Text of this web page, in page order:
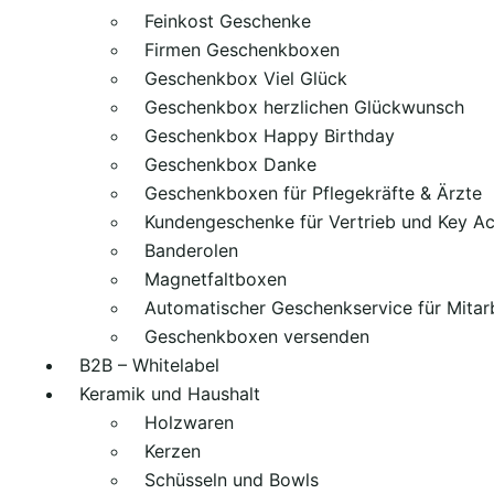
Feinkost Geschenke
Firmen Geschenkboxen
Geschenkbox Viel Glück
Geschenkbox herzlichen Glückwunsch
Geschenkbox Happy Birthday
Geschenkbox Danke
Geschenkboxen für Pflegekräfte & Ärzte
Kundengeschenke für Vertrieb und Key
Banderolen
Magnetfaltboxen
Automatischer Geschenkservice für
Geschenkboxen versenden
B2B – Whitelabel
Keramik und Haushalt
Holzwaren
Kerzen
Schüsseln und Bowls